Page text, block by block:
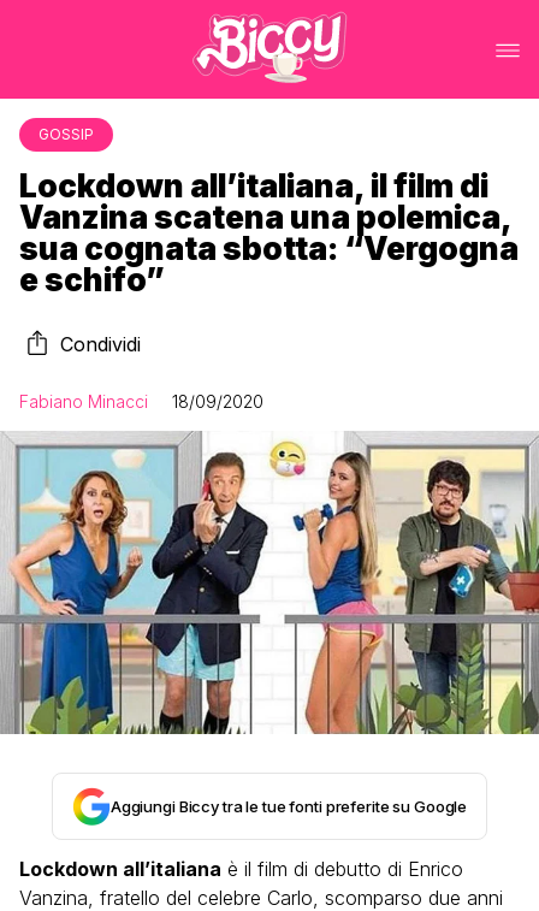
GOSSIP
Lockdown all’italiana, il film di
Vanzina scatena una polemica,
sua cognata sbotta: “Vergogna
e schifo”
Condividi
Fabiano Minacci 18/09/2020
Aggiungi Biccy tra le tue fonti preferite su Google
Lockdown all’italiana è il film di debutto di Enrico
Vanzina, fratello del celebre Carlo, scomparso due anni